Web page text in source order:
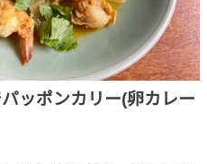
ッポンカリー(卵カレー